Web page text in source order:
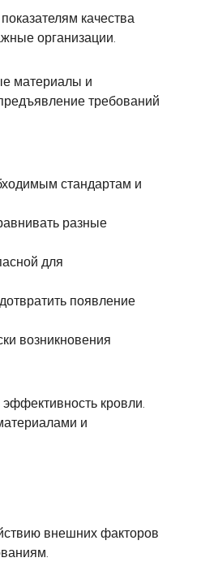
качества
организации.
материалы и
требований
стандартам и
разные
для
появление
возникновения
кровли.
и
внешних факторов